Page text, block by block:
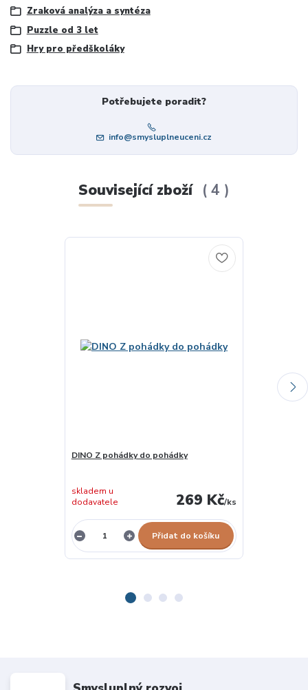
Zraková analýza a syntéza
Puzzle od 3 let
Hry pro předškoláky
Potřebujete poradit?
info@smysluplneuceni.cz
Související zboží 4
DINO Z pohádky do pohádky
269 Kč/ks
skladem u
dodavatele
Přidat do košíku